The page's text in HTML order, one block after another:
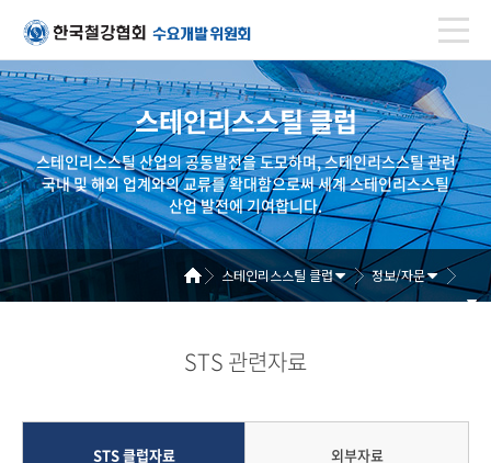
스테인리스스틸 클럽
스테인리스스틸 산업의 공동발전을 도모하며, 스테인리스스틸 관련
국내 및 해외 업계와의 교류를 확대함으로써 세계 스테인리스스틸
산업 발전에 기여합니다.
스테인리스스틸 클럽 정보/자문
STS 관련자료
STS 클럽자료 외부자료